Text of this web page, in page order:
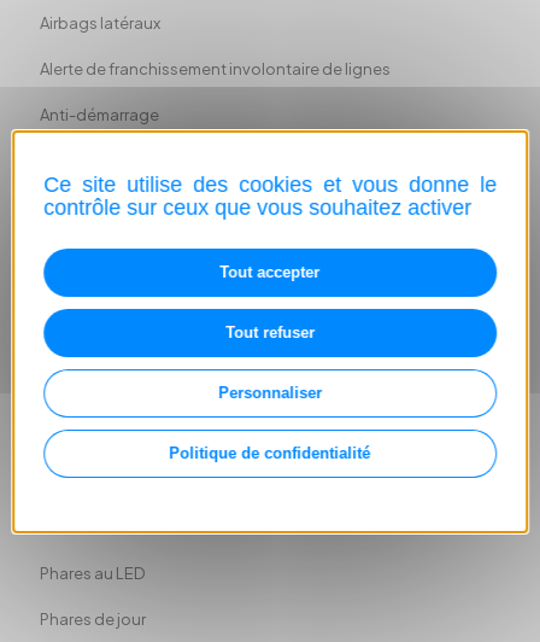
Airbags latéraux
Alerte de franchissement involontaire de lignes
Anti-démarrage
Direction assistée
ESP
Feux anti-brouillard
Feux de route non éblouissants
Isofix
LED phare de jour
Limiteur de vitesse
Phares Full LED
Phares au LED
Phares de jour
Ce site utilise des cookies et vous donne le
contrôle sur ceux que vous souhaitez activer
Tout accepter
Tout refuser
Personnaliser
Politique de confidentialité